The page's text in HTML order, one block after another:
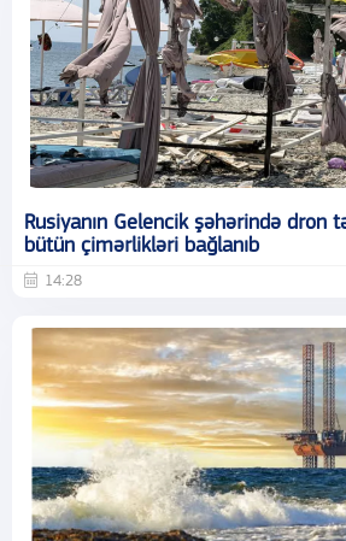
Rusiyanın Gelencik şəhərində dron
bütün çimərlikləri bağlanıb
14:28